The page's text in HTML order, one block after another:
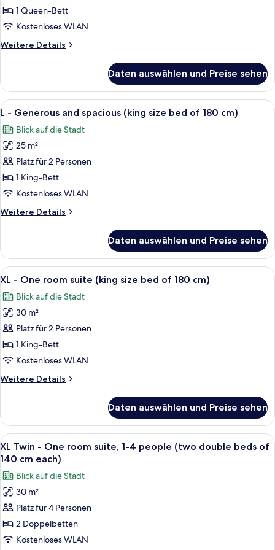
of
cm
each)
you
are
travelling
light,
or
as
a
couple
(Bed
140
cm)
anzeigen
1 Queen-Bett
Kostenloses WLAN
Weitere Details
Weitere
-
When
you
travelling
light,
or
as
couple
(Bed
Daten auswählen und Preise sehen
Alle
Fotos
für
L
-
Generous
and
(king
of
180
cm)
anzeigen
Ein modernes Hotelzimmer mit
12
L - Generous and spacious (king size bed of 180 cm)
Blick auf die Stadt
25 m²
Platz für 2 Personen
1 King-Bett
Kostenloses WLAN
Weitere Details
Weitere
-
Generous
and
(king
size
of
180
cm)
Daten auswählen und Preise sehen
Alle
Fotos
für
XL
-
One
room
(king
of
180
cm)
anzeigen
Ein modernes Wohnzimmer mit
XL - One room suite (king size bed of 180 cm)
Blick auf die Stadt
30 m²
Platz für 2 Personen
1 King-Bett
Kostenloses WLAN
Weitere Details
Weitere
-
One
room
suite
size
bed
of
180
cm)
Daten auswählen und Preise sehen
Alle
Fotos
für
XL
Twin
-
One
room
Ein modernes Hotelzimmer mit zwei
9
XL Twin - One room suite, 1-4 people (two double beds of
140 cm each)
Blick auf die Stadt
30 m²
Platz für 4 Personen
2 Doppelbetten
Kostenloses WLAN